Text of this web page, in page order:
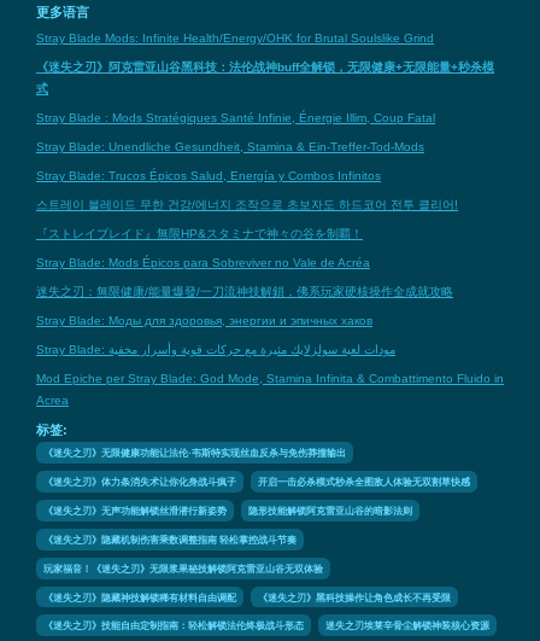
更多语言
Stray Blade Mods: Infinite Health/Energy/OHK for Brutal Soulslike Grind
《迷失之刃》阿克雷亚山谷黑科技：法伦战神buff全解锁，无限健康+无限能量+秒杀模
式
Stray Blade : Mods Stratégiques Santé Infinie, Énergie Illim, Coup Fatal
Stray Blade: Unendliche Gesundheit, Stamina & Ein-Treffer-Tod-Mods
Stray Blade: Trucos Épicos Salud, Energía y Combos Infinitos
스트레이 블레이드 무한 건강/에너지 조작으로 초보자도 하드코어 전투 클리어!
『ストレイブレイド』無限HP&スタミナで神々の谷を制覇！
Stray Blade: Mods Épicos para Sobreviver no Vale de Acréa
迷失之刃：無限健康/能量爆發/一刀流神技解鎖，佛系玩家硬核操作全成就攻略
Stray Blade: Моды для здоровья, энергии и эпичных хаков
Stray Blade: مودات لعبة سولزلايك مثيرة مع حركات قوية وأسرار مخفية
Mod Epiche per Stray Blade: God Mode, Stamina Infinita & Combattimento Fluido in
Acrea
标签:
《迷失之刃》无限健康功能让法伦·韦斯特实现丝血反杀与免伤莽撞输出
《迷失之刃》体力条消失术让你化身战斗疯子 开启一击必杀模式秒杀全图敌人体验无双割草快感
《迷失之刃》无声功能解锁丝滑潜行新姿势 隐形技能解锁阿克雷亚山谷的暗影法则
《迷失之刃》隐藏机制伤害乘数调整指南 轻松掌控战斗节奏
玩家福音！《迷失之刃》无限浆果秘技解锁阿克雷亚山谷无双体验
《迷失之刃》隐藏神技解锁稀有材料自由调配 《迷失之刃》黑科技操作让角色成长不再受限
《迷失之刃》技能自由定制指南：轻松解锁法伦终极战斗形态 迷失之刃埃莱辛骨尘解锁神装核心资源